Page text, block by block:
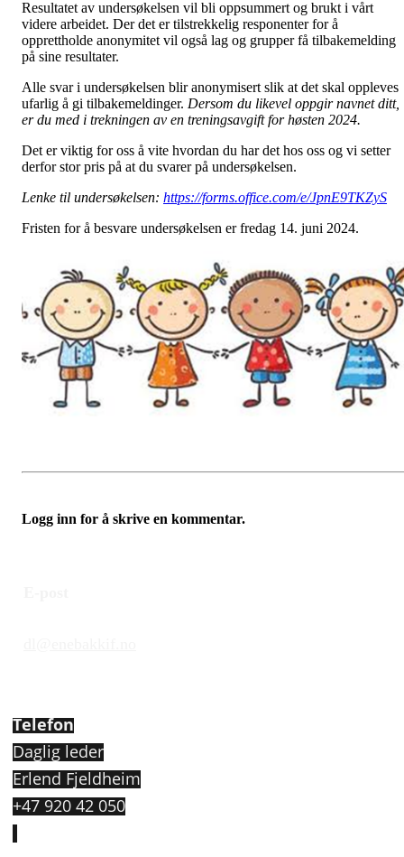
Resultatet av undersøkelsen vil bli oppsummert og brukt i vårt
videre arbeidet. Der det er tilstrekkelig responenter for å
opprettholde anonymitet vil også lag og grupper få tilbakemelding
på sine resultater.
Alle svar i undersøkelsen blir anonymisert slik at det skal oppleves
ufarlig å gi tilbakemeldinger. Dersom du likevel oppgir navnet ditt,
er du med i trekningen av en treningsavgift for høsten 2024.
Det er viktig for oss å vite hvordan du har det hos oss og vi setter
derfor stor pris på at du svarer på undersøkelsen.
Lenke til undersøkelsen: https://forms.office.com/e/JpnE9TKZyS
Fristen for å besvare undersøkelsen er fredag 14. juni 2024.
Logg inn for å skrive en kommentar.
Telefon
Daglig leder
Erlend Fjeldheim
+47 920 42 050